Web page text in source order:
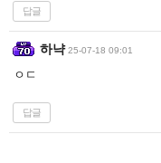
답글
하냑 25-07-18 09:01
ㅇㄷ
답글